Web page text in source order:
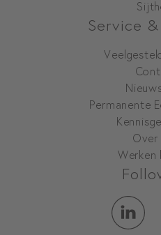
Service
Permanente
Over
Werken